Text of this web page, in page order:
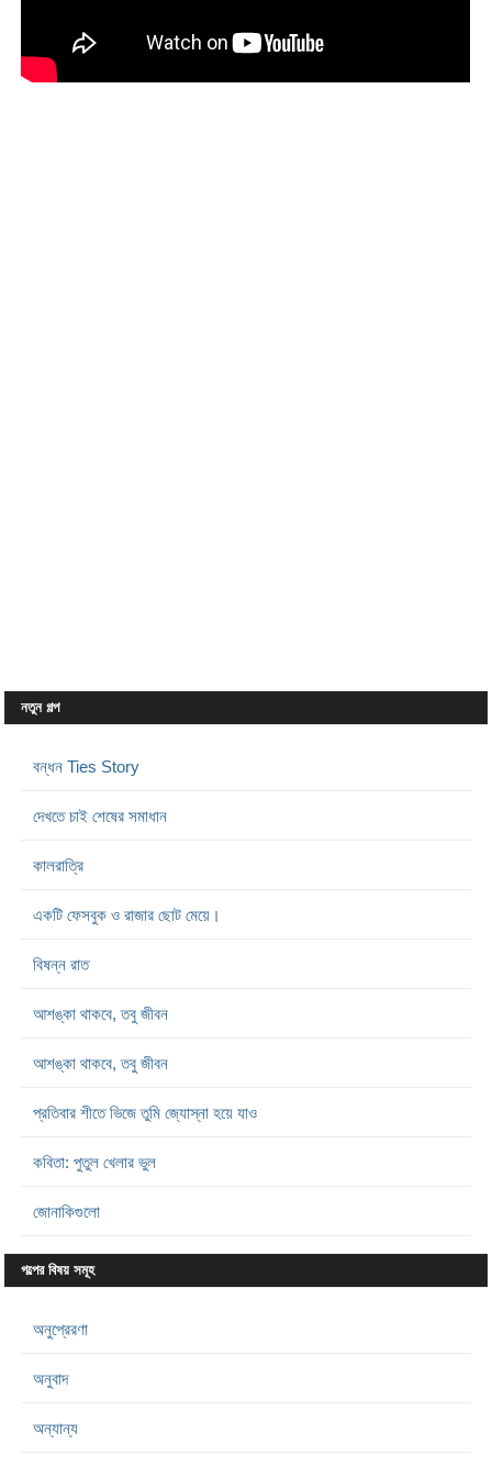
নতুন গল্প
বন্ধন Ties Story
দেখতে চাই শেষের সমাধান
কালরাত্রি
একটি ফেসবুক ও রাজার ছোট মেয়ে।
বিষন্ন রাত
আশঙ্কা থাকবে, তবু জীবন
আশঙ্কা থাকবে, তবু জীবন
প্রতিবার শীতে ভিজে তুমি জ্যোস্না হয়ে যাও
কবিতা: পুতুল খেলার ভুল
জোনাকিগুলো
গল্পের বিষয় সমূহ
অনুপ্রেরণা
অনুবাদ
অন্যান্য